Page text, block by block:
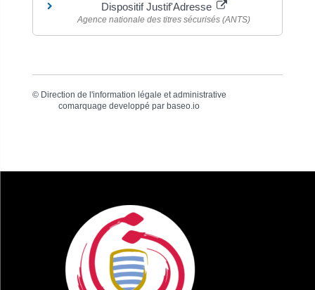
Dispositif Justif'Adresse
Agence nationale des titres sécurisés (ANTS)
© Direction de l'information légale et administrative
comarquage developpé par baseo.io